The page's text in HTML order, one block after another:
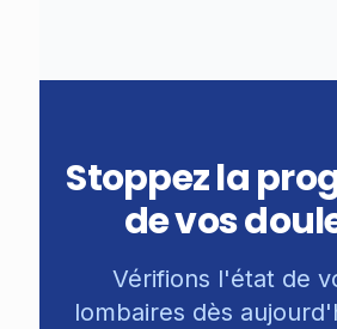
Stoppez la
de vos
Vérifions l'état de
lombaires dès